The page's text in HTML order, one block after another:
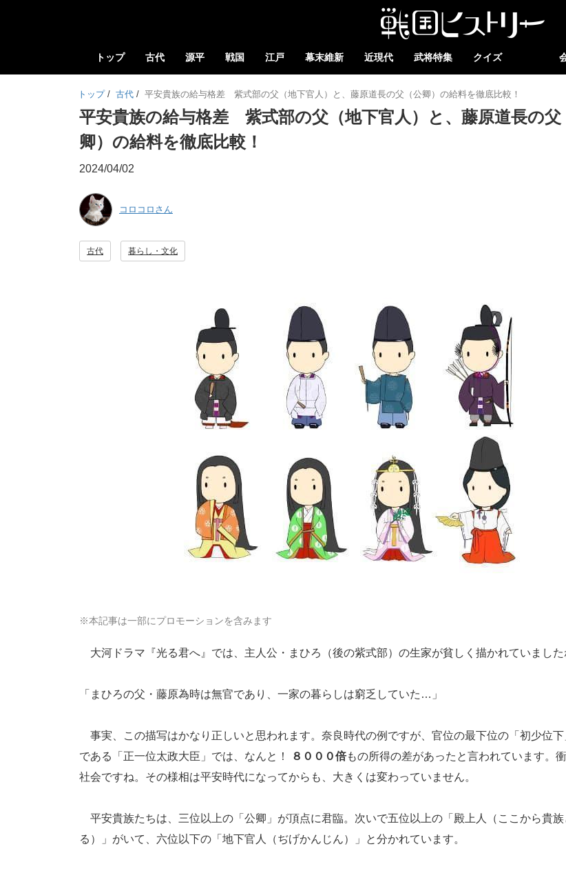
トップ 古代 源平 戦国 江戸 幕末維新 近現代 武将特集 クイズ
トップ / 古代 / 平安貴族の給与格差 紫式部の父（地下官人）と、藤原道長の父（公卿）の給料を徹底比較！
平安貴族の給与格差 紫式部の父（地下官人）と、藤原道長の父
卿）の給料を徹底比較！
2024/04/02
コロコロさん
古代 暮らし・文化
※本記事は一部にプロモーションを含みます
大河ドラマ『光る君へ』では、主人公・まひろ（後の紫式部）の生家が貧しく描かれていました
「まひろの父・藤原為時は無官であり、一家の暮らしは窮乏していた…」
事実、この描写はかなり正しいと思われます。奈良時代の例ですが、官位の最下位の「初少位下
である「正一位太政大臣」では、なんと！
８０００倍もの所得の差があったと言われています。
社会ですね。その様相は平安時代になってからも、大きくは変わっていません。
平安貴族たちは、三位以上の「公卿」が頂点に君臨。次いで五位以上の「殿上人（ここから貴
る）」がいて、六位以下の「地下官人（ぢげかんじん）」と分かれています。